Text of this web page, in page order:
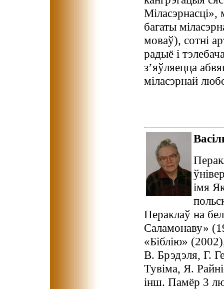
Міласэрнасці»,
багаты
моваў), сотні
радыё і
з’яўляецца
міласэрнай
імя
Пераклаў на
Саламонаву»
«Біблію»
В. Брэдэля, Г.
Тувіма, Я.
інш. Памёр 3